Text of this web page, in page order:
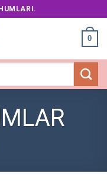
0